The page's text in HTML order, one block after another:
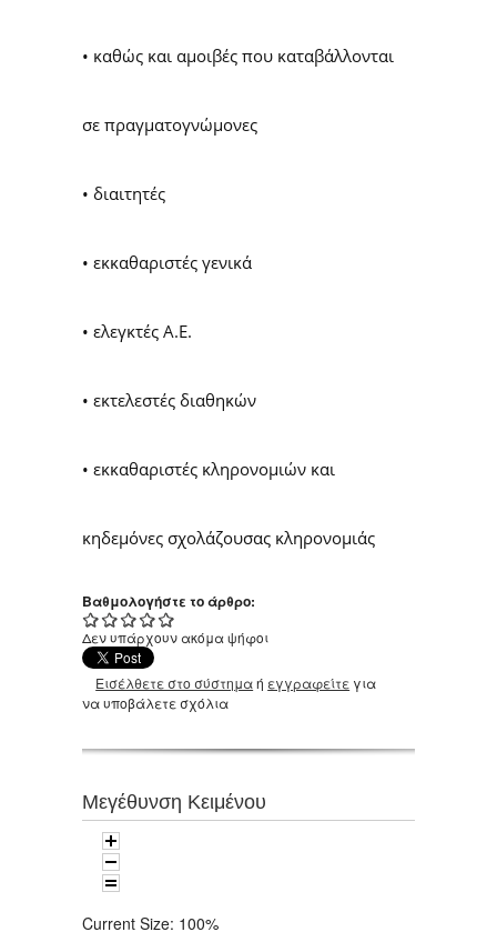
• καθώς και αμοιβές που καταβάλλονται
σε πραγματογνώμονες
• διαιτητές
• εκκαθαριστές γενικά
• ελεγκτές Α.Ε.
• εκτελεστές διαθηκών
• εκκαθαριστές κληρονομιών και
κηδεμόνες σχολάζουσας κληρονομιάς
Βαθμολογήστε το άρθρο:
Δεν υπάρχουν ακόμα ψήφοι
Εισέλθετε στο σύστημαή εγγραφείτε για
να υποβάλετε σχόλια
Μεγέθυνση Κειμένου
Current Size: 100%